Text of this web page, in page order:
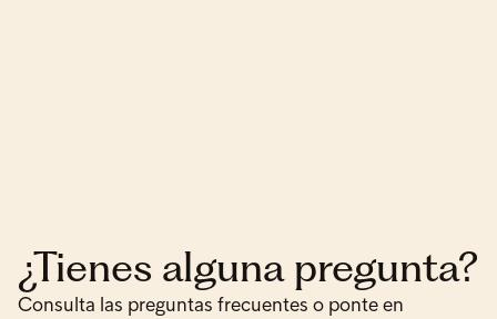
¿Tienes alguna pregunta?
Consulta las preguntas frecuentes o ponte en